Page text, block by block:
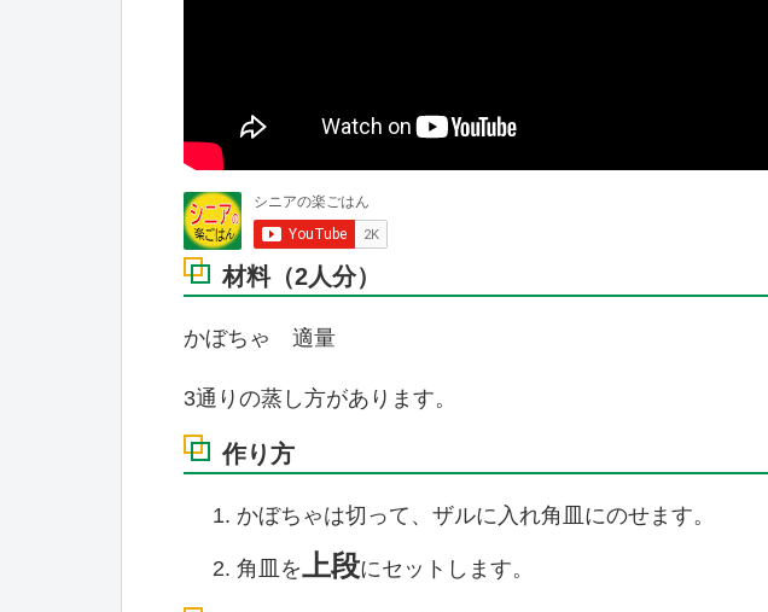
材料（2人分）
かぼちゃ 適量
3通りの蒸し方があります。
作り方
かぼちゃは切って、ザルに入れ角皿にのせます。
角皿を上段にセットします。